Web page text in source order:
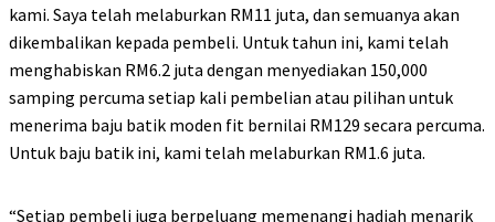
kami. Saya telah melaburkan RM11 juta, dan semuanya akan
dikembalikan kepada pembeli. Untuk tahun ini, kami telah
menghabiskan RM6.2 juta dengan menyediakan 150,000
samping percuma setiap kali pembelian atau pilihan untuk
menerima baju batik moden fit bernilai RM129 secara percuma.
Untuk baju batik ini, kami telah melaburkan RM1.6 juta.
“Setiap pembeli juga berpeluang memenangi hadiah menarik